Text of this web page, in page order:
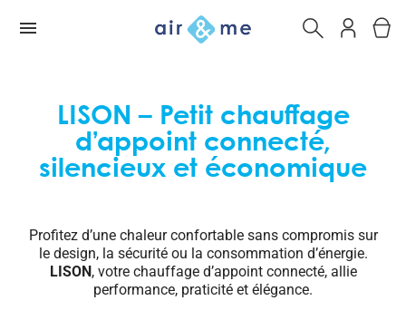
LISON – Petit chauffage
d’appoint connecté,
silencieux et économique
Profitez d’une chaleur confortable sans compromis sur
le design, la sécurité ou la consommation d’énergie.
LISON, votre chauffage d’appoint connecté, allie
performance, praticité et élégance.